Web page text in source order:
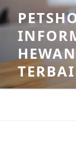
Skip
to
content